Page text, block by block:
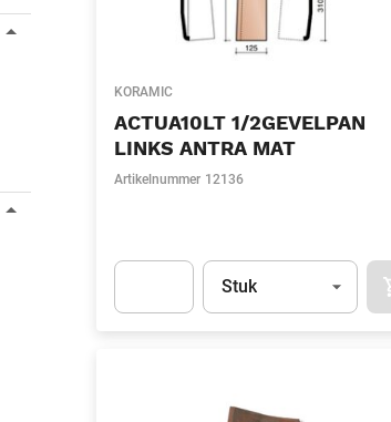
KORAMIC
ACTUA10LT 1/2GEVELPAN
LINKS ANTRA MAT
Artikelnummer 12136
Eenheid
Stuk